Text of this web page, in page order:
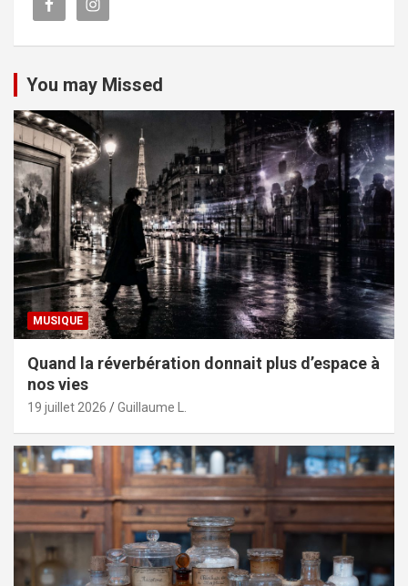
You may Missed
MUSIQUE
Quand la réverbération donnait plus d’espace à
nos vies
19 juillet 2026 Guillaume L.